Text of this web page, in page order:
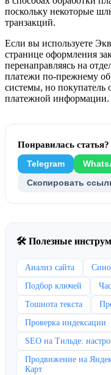
поскольку некоторые
транзакций.
Если вы используете
странице оформления
перенаправляясь на
платежи по-прежнему
системы, но покупатель
платежной информации.
Понравилась
Telegram
Скопировать
🛠 Полезные
Анализ сайта
Подбор ключей
Тошнота текста
Проверка индексации
SEO на Тильде:
Продвижение на
Карт